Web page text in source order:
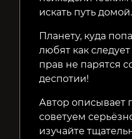
искать путь домой.
Планету, куда
любят как
прав не парятся
деспотии!
Автор описывает
советуем
изучайте